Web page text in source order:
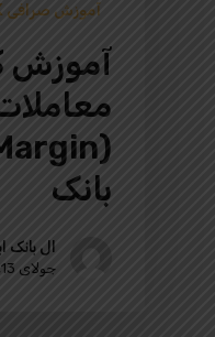
آموزش صرافی LBANK
آموزش
بانک
ال بانک
جولای 13, 2026